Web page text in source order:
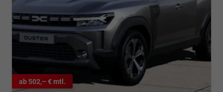
ab 502,– € mtl.